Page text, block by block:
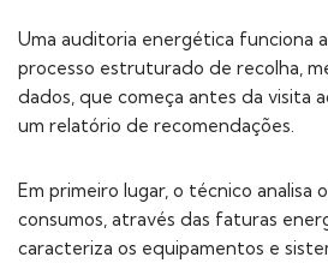
Uma auditoria energética funciona
processo estruturado de recolha,
dados, que começa antes da visita
um relatório de recomendações.
Em primeiro lugar, o técnico analisa
consumos, através das faturas
caracteriza os equipamentos e